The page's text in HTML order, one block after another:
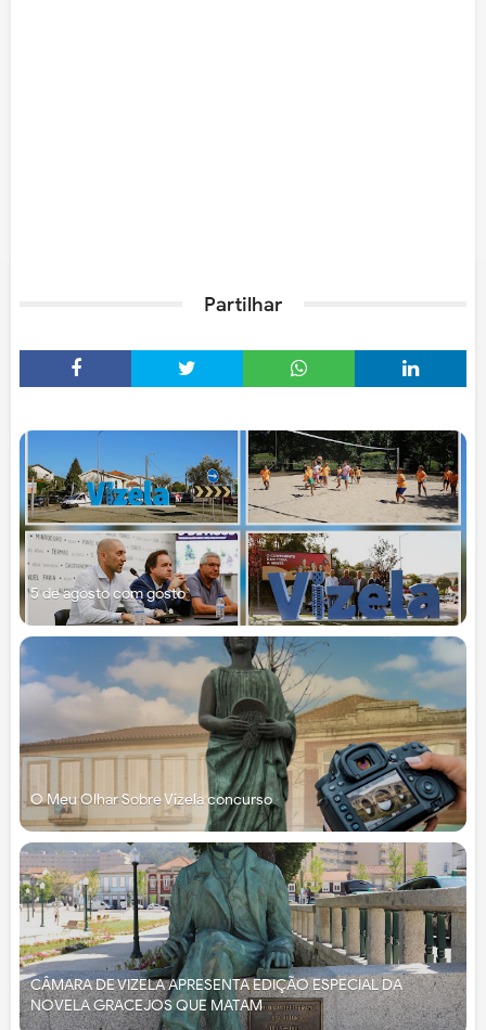
Partilhar
5 de agosto com gosto
O Meu Olhar Sobre Vizela concurso
CÂMARA DE VIZELA APRESENTA EDIÇÃO ESPECIAL DA
NOVELA GRACEJOS QUE MATAM